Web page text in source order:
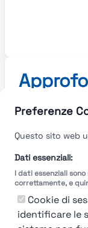
Preferenze
Questo sito web
Dati essenziali:
I dati essenziali
correttamente, e
Cookie di
identificare le
Nessun